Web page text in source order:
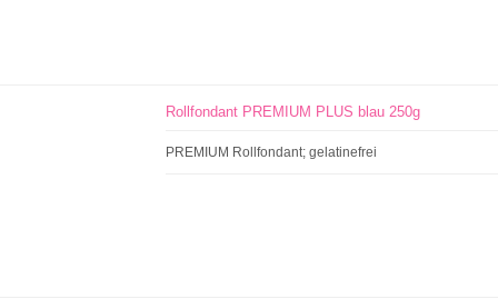
Rollfondant PREMIUM PLUS blau 250g
PREMIUM Rollfondant; gelatinefrei